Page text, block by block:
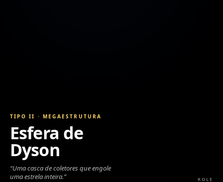
TIPO II ·MEGAESTRUTURA
Esfera de
Dyson
“Uma casca de coletores que engole
uma estrela inteira.”
ROLE